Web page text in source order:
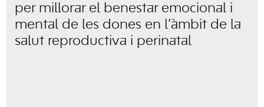
per millorar el benestar emocional i
mental de les dones en l’àmbit de la
salut reproductiva i perinatal